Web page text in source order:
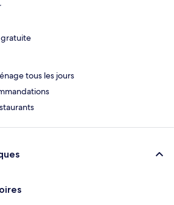
gratuite
tous les jours